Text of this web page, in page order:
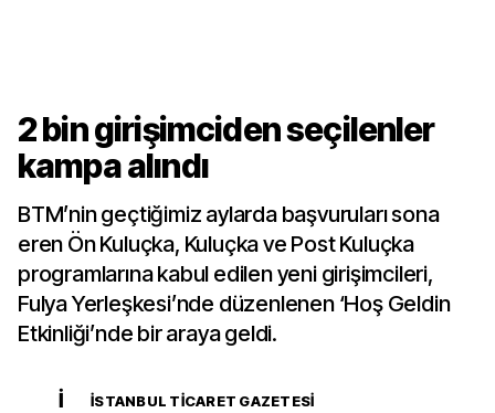
2 bin girişimciden seçilenler
kampa alındı
BTM’nin geçtiğimiz aylarda başvuruları sona
eren Ön Kuluçka, Kuluçka ve Post Kuluçka
programlarına kabul edilen yeni girişimcileri,
Fulya Yerleşkesi’nde düzenlenen ‘Hoş Geldin
Etkinliği’nde bir araya geldi.
İ İSTANBUL TICARET GAZETESI